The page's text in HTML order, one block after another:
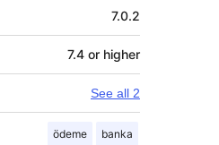
7.0.2
7.4 or higher
See all 2
ödeme banka